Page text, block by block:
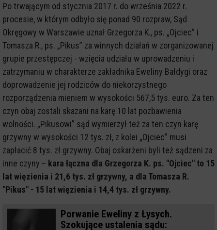
Po trwającym od stycznia 2017 r. do września 2022 r.
procesie, w którym odbyło się ponad 90 rozpraw, Sąd
Okręgowy w Warszawie uznał Grzegorza K., ps. „Ojciec” i
Tomasza R., ps. „Pikus” za winnych działań w zorganizowanej
grupie przestępczej - wzięcia udziału w uprowadzeniu i
zatrzymaniu w charakterze zakładnika Eweliny Bałdygi oraz
doprowadzenie jej rodziców do niekorzystnego
rozporządzenia mieniem w wysokości 567,5 tys. euro. Za ten
czyn obaj zostali skazani na karę 10 lat pozbawienia
wolności. „Pikusowi” sąd wymierzył też za ten czyn karę
grzywny w wysokości 12 tys. zł, z kolei „Ojciec” musi
zapłacić 8 tys. zł grzywny. Obaj oskarżeni byli też sądzeni za
inne czyny – kara łączna dla Grzegorza K. ps. "Ojciec" to 15
lat więzienia i 21,6 tys. zł grzywny, a dla Tomasza R.
"Pikus" - 15 lat więzienia i 14,4 tys. zł grzywny.
Porwanie Eweliny z Łysych.
Szokujące ustalenia sądu: